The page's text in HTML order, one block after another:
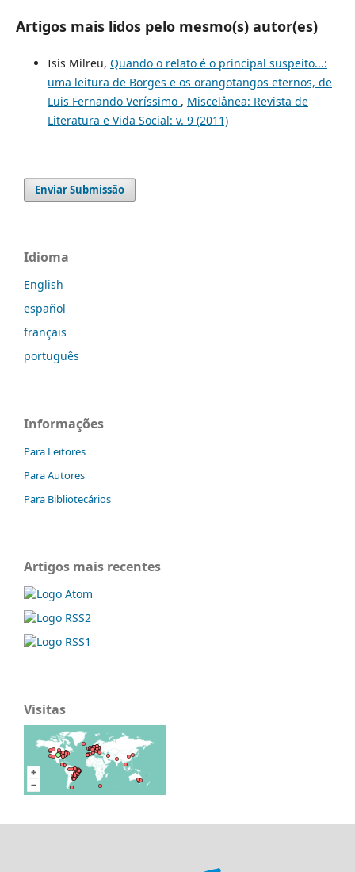
Artigos mais lidos pelo mesmo(s) autor(es)
Isis Milreu, Quando o relato é o principal suspeito...:
uma leitura de Borges e os orangotangos eternos, de
Luis Fernando Veríssimo , Miscelânea: Revista de
Literatura e Vida Social: v. 9 (2011)
Enviar Submissão
Idioma
English
español
français
português
Informações
Para Leitores
Para Autores
Para Bibliotecários
Artigos mais recentes
Visitas